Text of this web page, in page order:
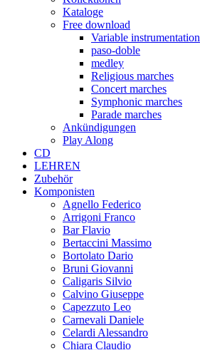
Kataloge
Free download
Variable instrumentation
paso-doble
medley
Religious marches
Concert marches
Symphonic marches
Parade marches
Ankündigungen
Play Along
CD
LEHREN
Zubehör
Komponisten
Agnello Federico
Arrigoni Franco
Bar Flavio
Bertaccini Massimo
Bortolato Dario
Bruni Giovanni
Caligaris Silvio
Calvino Giuseppe
Capezzuto Leo
Carnevali Daniele
Celardi Alessandro
Chiara Claudio